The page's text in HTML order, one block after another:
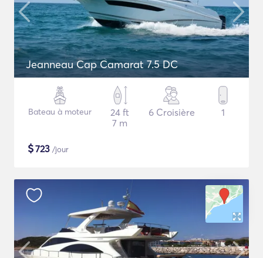
Jeanneau Cap Camarat 7.5 DC
Bateau à moteur
24 ft
7 m
6 Croisière 1
$723 /jour